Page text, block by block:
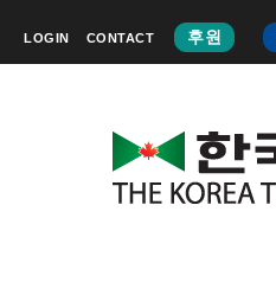
LOGIN CONTACT 후원